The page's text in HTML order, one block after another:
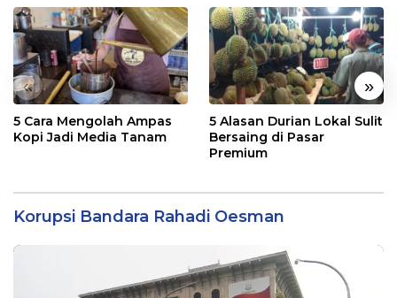
« »
5 Cara Mengolah Ampas
Kopi Jadi Media Tanam
5 Alasan Durian Lokal Sulit
Bersaing di Pasar
Premium
Korupsi Bandara Rahadi Oesman